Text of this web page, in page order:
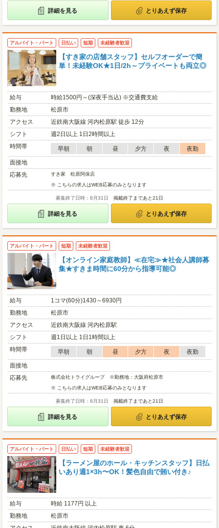
詳細を見る とりあえず保存
アルバイト・パート 日払い 短期 未経験者歓迎
【すき家の店舗スタッフ】セルフオーダーで簡
単！未経験OK★1日/2h～プライベートも両立◎
給与
時給1500円～(深夜手当込) ※交通費支給
勤務地
松原市
アクセス
近鉄南大阪線 河内松原駅 徒歩 12分
シフト
週2日以上 1日2時間以上
時間帯
早朝 朝 昼 夕方 夜
夜勤
面接地
応募先
すき家 松原阿保店
※ こちらの求人はWEB応募のみとなります
募集終了日時：8月31日 掲載終了まであと21日
詳細を見る とりあえず保存
アルバイト・パート 短期 未経験者歓迎
【オンライン家庭教師】≪在宅≫★社会人講師募
集★すきま時間に60分から指導可能◎
給与
1コマ(60分)1430～6930円
勤務地
松原市
アクセス
近鉄南大阪線 河内松原駅
シフト
週1日以上 1日1時間以上
時間帯
早朝 朝 昼 夕方 夜
夜勤
面接地
応募先
株式会社トライグループ ※勤務地：大阪府松原市
※ こちらの求人はWEB応募のみとなります
募集終了日時：8月31日 掲載終了まであと21日
詳細を見る とりあえず保存
アルバイト・パート 日払い 短期 未経験者歓迎
【ラーメン屋のホール・キッチンスタッフ】日払
いあり週1×3h〜OK！髪色自由で賄い付き♪
給与
時給 1177円 以上
勤務地
松原市